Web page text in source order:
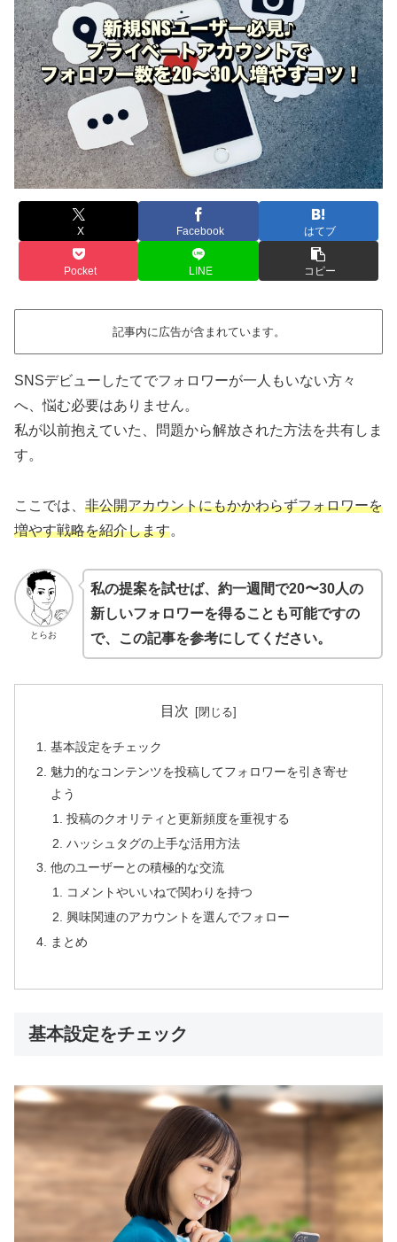
X Facebook はてブ
Pocket LINE コピー
記事内に広告が含まれています。
SNSデビューしたてでフォロワーが一人もいない方々
へ、悩む必要はありません。
私が以前抱えていた、問題から解放された方法を共有しま
す。
ここでは、 非公開アカウントにもかかわらずフォロワーを
増やす戦略を紹介します。
とらお
私の提案を試せば、約一週間で20〜30人の
新しいフォロワーを得ることも可能ですの
で、この記事を参考にしてください。
目次
基本設定をチェック
魅力的なコンテンツを投稿してフォロワーを引き寄せ
よう
投稿のクオリティと更新頻度を重視する
ハッシュタグの上手な活用方法
他のユーザーとの積極的な交流
コメントやいいねで関わりを持つ
興味関連のアカウントを選んでフォロー
まとめ
基本設定をチェック